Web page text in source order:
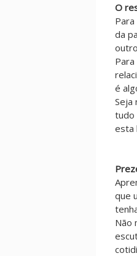
O
da
é
Seja
tudo
esta
que
Não